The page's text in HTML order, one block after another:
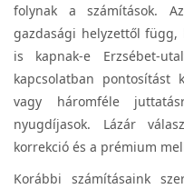
folynak a számítások.
gazdasági helyzettől
is kapnak-e Erzsébet-
kapcsolatban
vagy háromféle
nyugdíjasok. Lázár
korrekció és a prémium
Korábbi számításaink